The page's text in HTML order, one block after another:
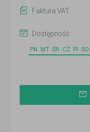
Faktura VAT
Dostępność
PN WT ŚR CZ PI SO